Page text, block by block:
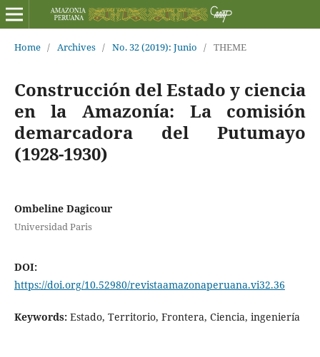
Home / Archives / No. 32 (2019): Junio / THEME
Construcción del Estado y ciencia
en la Amazonía: La comisión
demarcadora del Putumayo
(1928-1930)
Ombeline Dagicour
Universidad Paris
DOI:
https://doi.org/10.52980/revistaamazonaperuana.vi32.36
Keywords: Estado, Territorio, Frontera, Ciencia, ingeniería